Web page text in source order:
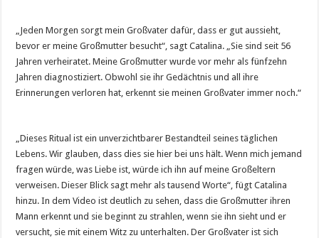
„Jeden Morgen sorgt mein Großvater dafür, dass er gut aussieht,
bevor er meine Großmutter besucht“, sagt Catalina. „Sie sind seit 56
Jahren verheiratet. Meine Großmutter wurde vor mehr als fünfzehn
Jahren diagnostiziert. Obwohl sie ihr Gedächtnis und all ihre
Erinnerungen verloren hat, erkennt sie meinen Großvater immer noch.“
„Dieses Ritual ist ein unverzichtbarer Bestandteil seines täglichen
Lebens. Wir glauben, dass dies sie hier bei uns hält. Wenn mich jemand
fragen würde, was Liebe ist, würde ich ihn auf meine Großeltern
verweisen. Dieser Blick sagt mehr als tausend Worte“, fügt Catalina
hinzu. In dem Video ist deutlich zu sehen, dass die Großmutter ihren
Mann erkennt und sie beginnt zu strahlen, wenn sie ihn sieht und er
versucht, sie mit einem Witz zu unterhalten. Der Großvater ist sich